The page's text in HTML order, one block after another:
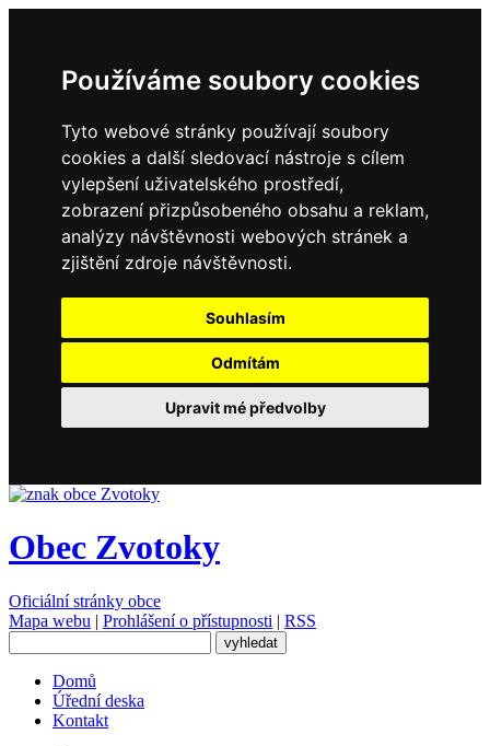
Používáme soubory cookies
Tyto webové stránky používají soubory
cookies a další sledovací nástroje s cílem
vylepšení uživatelského prostředí,
zobrazení přizpůsobeného obsahu a reklam,
analýzy návštěvnosti webových stránek a
zjištění zdroje návštěvnosti.
Souhlasím
Odmítám
Upravit mé předvolby
Obec Zvotoky
Oficiální stránky obce
Mapa webu | Prohlášení o přístupnosti | RSS
Domů
Úřední deska
Kontakt